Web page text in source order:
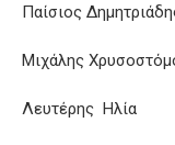
Παίσιος
Μιχάλης
Λευτέρης